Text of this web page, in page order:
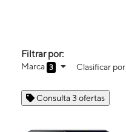
Filtrar por:
Marca 3 Clasificar por
Consulta 3 ofertas